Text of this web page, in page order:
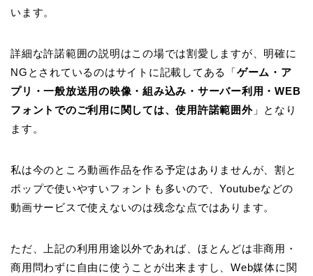
います。
詳細な許諾範囲の説明はこの場では割愛しますが、明確に
NGとされているのはサイトに記載してある「ゲーム・ア
プリ・一般放送用の映像・組み込み・サーバー利用・WEB
フォントでのご利用に関しては、使用許諾範囲外」となり
ます。
私は今のところ動画作品を作る予定はありませんが、割と
ポップで使いやすいフォントも多いので、Youtubeなどの
動画サービスで使えないのは残念な点ではあります。
ただ、上記の利用用途以外であれば、ほとんどは非商用・
商用問わずに自由に使うことが出来ますし、Web媒体に関